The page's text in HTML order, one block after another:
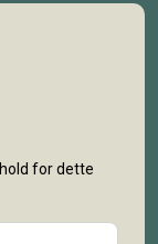
for dette